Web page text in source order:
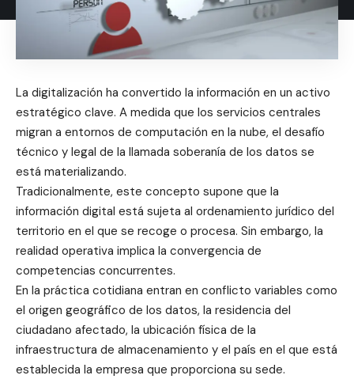
La digitalización ha convertido la información en un activo
estratégico clave. A medida que los servicios centrales
migran a entornos de computación en la nube, el desafío
técnico y legal de la llamada soberanía de los datos se
está materializando.
Tradicionalmente, este concepto supone que la
información digital está sujeta al ordenamiento jurídico del
territorio en el que se recoge o procesa. Sin embargo, la
realidad operativa implica la convergencia de
competencias concurrentes.
En la práctica cotidiana entran en conflicto variables como
el origen geográfico de los datos, la residencia del
ciudadano afectado, la ubicación física de la
infraestructura de almacenamiento y el país en el que está
establecida la empresa que proporciona su sede.